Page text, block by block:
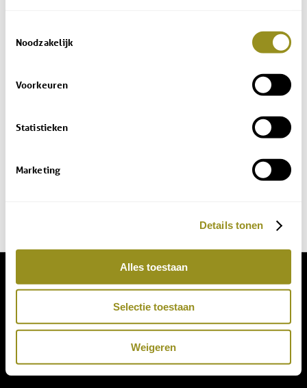
Noodzakelijk
Voorkeuren
Statistieken
Marketing
Details tonen
Alles toestaan
Selectie toestaan
Weigeren
© Copyright - Domaine de Bellac -Allaboutict